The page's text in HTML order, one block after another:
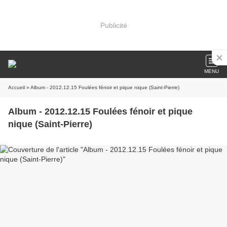
Publicité
MENU
Accueil » Album - 2012.12.15 Foulées fénoir et pique nique (Saint-Pierre)
Album - 2012.12.15 Foulées fénoir et pique
nique (Saint-Pierre)